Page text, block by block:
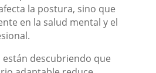
la postura, sino que
en la salud mental y el
están descubriendo que